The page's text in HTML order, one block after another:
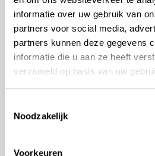
informatie over uw gebruik van
partners voor social media,
partners kunnen deze gegevens
informatie die u aan ze heeft
verzameld op basis van uw
Noodzakelijk
Voorkeuren
Irene de Vries
leraar vo
Bekijk profiel